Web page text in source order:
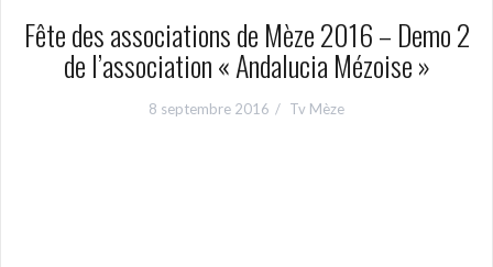
Fête des associations de Mèze 2016 – Demo 2
de l’association « Andalucia Mézoise »
8 septembre 2016 Tv Mèze